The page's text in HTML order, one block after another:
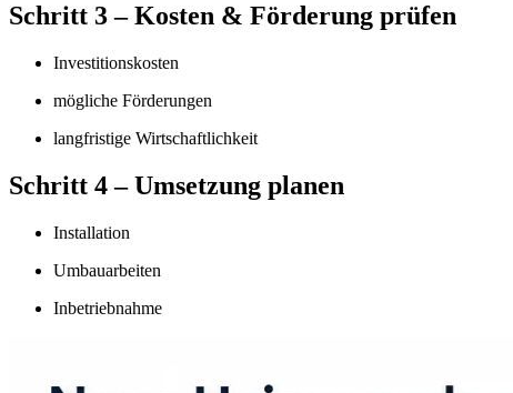
Schritt 3 – Kosten & Förderung prüfen
Investitionskosten
mögliche Förderungen
langfristige Wirtschaftlichkeit
Schritt 4 – Umsetzung planen
Installation
Umbauarbeiten
Inbetriebnahme